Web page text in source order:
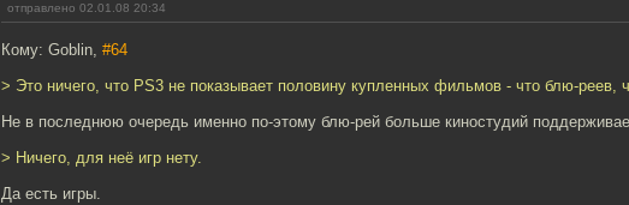
отправлено 02.01.08 20:34
Кому: Goblin, #64
> Это ничего, что PS3 не показывает половину купленных фильмов - что блю-реев,
Не в последнюю очередь именно по-этому блю-рей больше киностудий
> Ничего, для неё игр нету.
Да есть игры.